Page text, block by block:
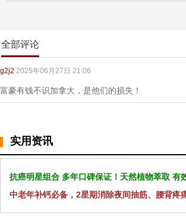
全部评论
g2j2 2025年06月27日 21:06
富豪有钱不识加拿大，是他们的损失！
实用资讯
抗癌明星组合 多年口碑保证！天然植物萃取 有
中老年补钙必备，2星期消除夜间抽筋、腰背疼